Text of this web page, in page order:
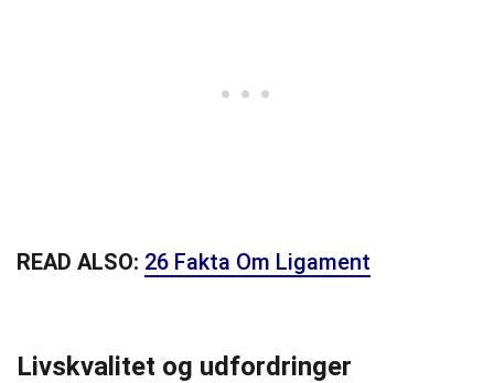
READ ALSO: 26 Fakta Om Ligament
Livskvalitet og udfordringer